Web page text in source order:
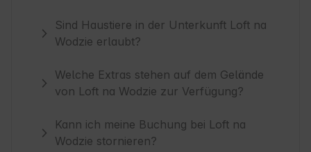
Sind Haustiere in der Unterkunft Loft na
Wodzie erlaubt?
Welche Extras stehen auf dem Gelände
von Loft na Wodzie zur Verfügung?
Kann ich meine Buchung bei Loft na
Wodzie stornieren?